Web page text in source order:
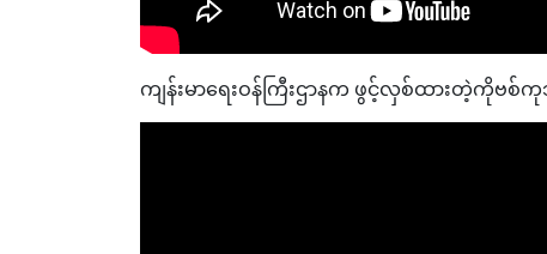
ကျန်းမာရေးဝန်ကြီးဌာနက ဖွင့်လှစ်ထားတဲ့ကို